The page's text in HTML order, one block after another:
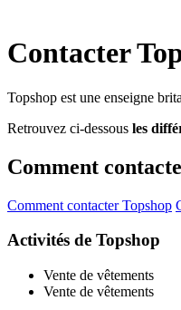
Contacter
Topshop est une enseigne
Retrouvez ci-dessous les
Comment
Comment contacter Topshop
Activités de Topshop
Vente de vêtements
Vente de vêtements